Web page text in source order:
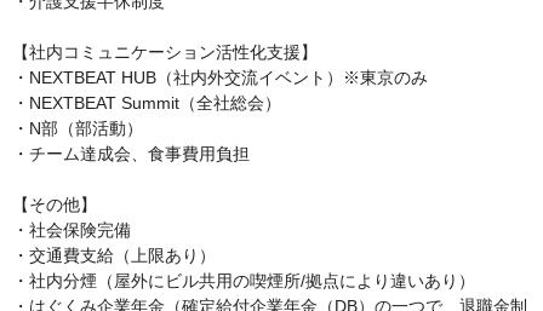
【社内コミュニケーション活性化支援】
・NEXTBEAT HUB（社内外交流イベント）※東京のみ
・NEXTBEAT Summit（全社総会）
・N部（部活動）
・チーム達成会、食事費用負担
【その他】
・社会保険完備
・交通費支給（上限あり）
・社内分煙（屋外にビル共用の喫煙所/拠点により違いあり）
・はぐくみ企業年金（確定給付企業年金（DB）の一つで、退職金制